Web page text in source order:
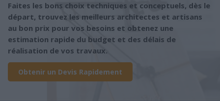
Faites les bons choix techniques et conceptuels, dès le
départ, trouvez les meilleurs architectes et artisans
au bon prix pour vos besoins et obtenez une
estimation rapide du budget et des délais de
réalisation de vos travaux.
Obtenir un Devis Rapidement